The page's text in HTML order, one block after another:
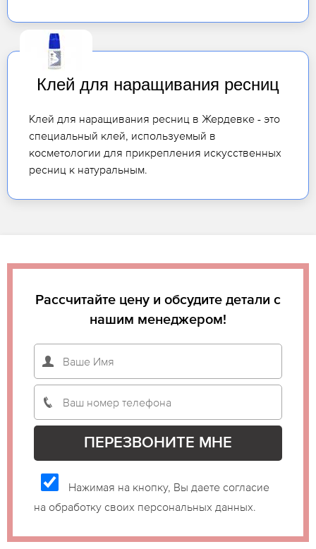
Клей для наращивания ресниц
Клей для наращивания ресниц в Жердевке - это
специальный клей, используемый в
косметологии для прикрепления искусственных
ресниц к натуральным.
Рассчитайте цену и обсудите детали с
нашим менеджером!
Нажимая на кнопку, Вы даете согласие
на обработку своих персональных данных.